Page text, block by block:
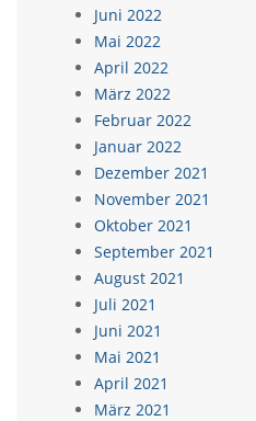
Juni 2022
Mai 2022
April 2022
März 2022
Februar 2022
Januar 2022
Dezember 2021
November 2021
Oktober 2021
September 2021
August 2021
Juli 2021
Juni 2021
Mai 2021
April 2021
März 2021